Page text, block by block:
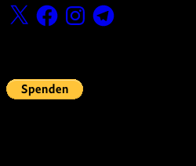
X FacebookInstagramTelegram